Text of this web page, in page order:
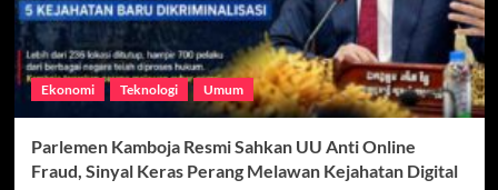
Ekonomi Teknologi Umum
Parlemen Kamboja Resmi Sahkan UU Anti Online
Fraud, Sinyal Keras Perang Melawan Kejahatan Digital